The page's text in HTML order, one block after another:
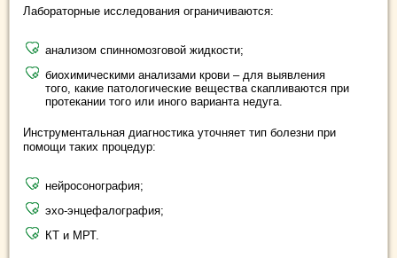
Лабораторные исследования ограничиваются:
анализом спинномозговой жидкости;
биохимическими анализами крови – для выявления
того, какие патологические вещества скапливаются при
протекании того или иного варианта недуга.
Инструментальная диагностика уточняет тип болезни при
помощи таких процедур:
нейросонография;
эхо-энцефалография;
КТ и МРТ.